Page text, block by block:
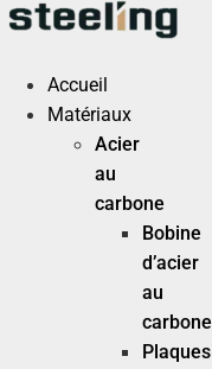
Aller
contenu
Accueil
Matériaux
Acier
au
carbone
Bobine
d’acier
au
carbone
Plaques